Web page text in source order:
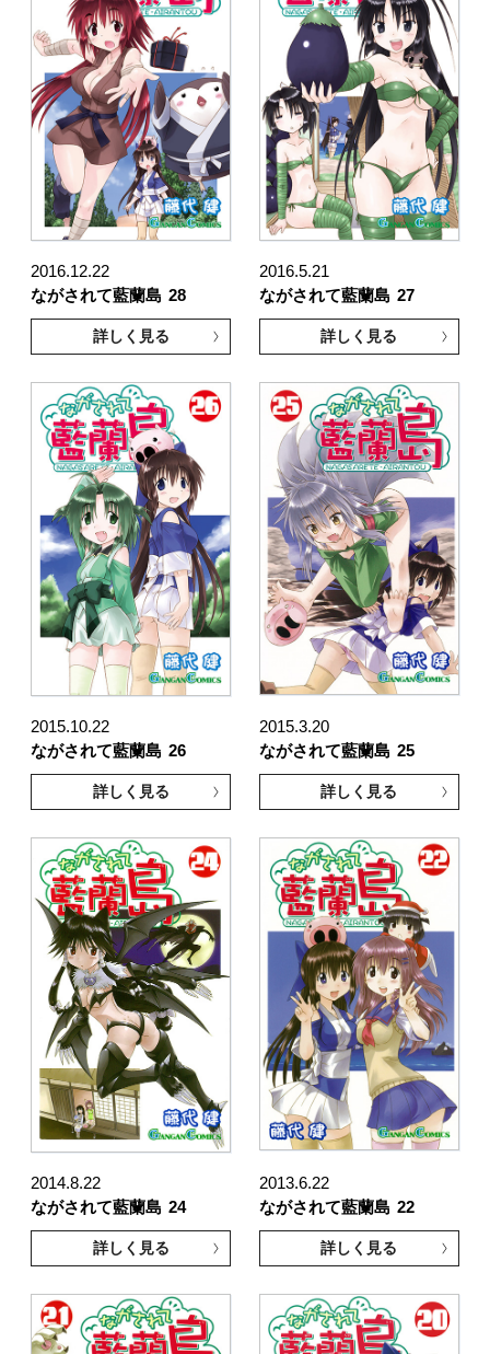
2016.12.22
ながされて藍蘭島 28
詳しく見る
2016.5.21
ながされて藍蘭島 27
詳しく見る
2015.10.22
ながされて藍蘭島 26
詳しく見る
2015.3.20
ながされて藍蘭島 25
詳しく見る
2014.8.22
ながされて藍蘭島 24
詳しく見る
2013.6.22
ながされて藍蘭島 22
詳しく見る